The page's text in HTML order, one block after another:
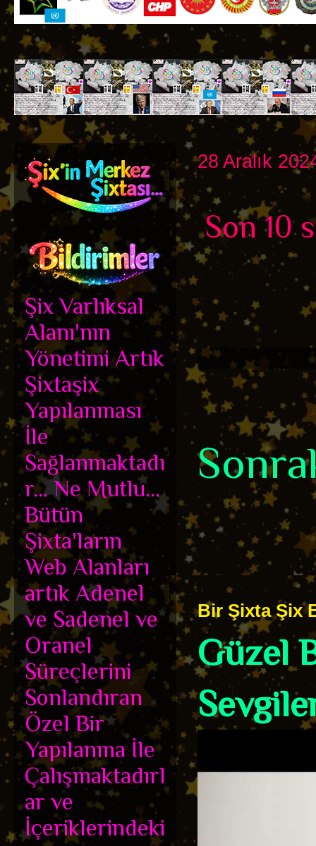
28 Aralık
Son 10
Bir Şixta Şix
Güzel
Şix Varlıksal
Alanı'nın
Yönetimi Artık
Şixtaşix
Yapılanması
İle
Sağlanmaktadı
r... Ne Mutlu...
Bütün
Şixta'ların
Web Alanları
artık Adenel
ve Sadenel ve
Oranel
Süreçlerini
Sonlandıran
Özel Bir
Yapılanma İle
Çalışmaktadırl
ar ve
İçeriklerindeki